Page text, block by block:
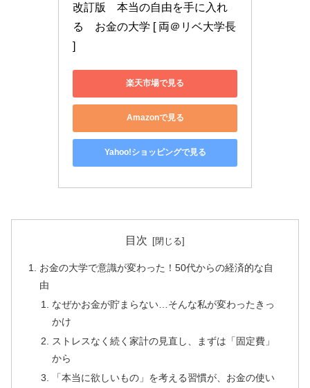
改訂版　本当の自由を手に入れ
る　お金の大学 [ 両＠リベ大学長
]
楽天市場で見る
Amazonで見る
Yahoo!ショッピングで見る
目次
お金の大学で意識が変わった！50代からの経済的な自
由
なぜかお金が貯まらない…そんな私が変わったきっ
かけ
ストレスなく続く家計の見直し、まずは「固定費」
から
「本当に欲しいもの」を考える習慣が、お金の使い